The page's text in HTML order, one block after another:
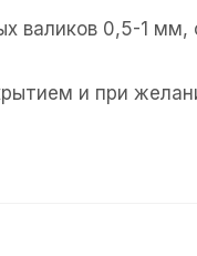
валиков 0,5-1
и при